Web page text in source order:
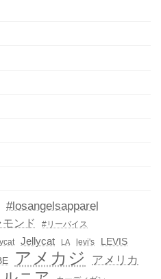
#losangelsapparel
モンド
#リーバイス
Jellycat LA levi's
LEVIS
アメカジ アメリカ